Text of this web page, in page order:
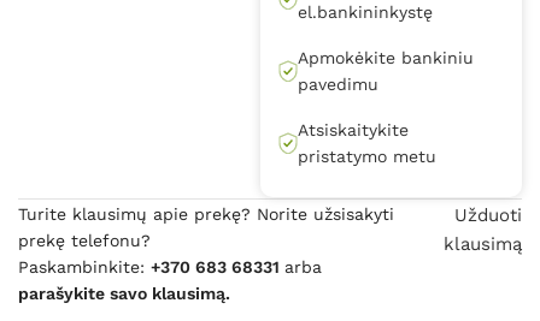
el.bankininkystę
Apmokėkite bankiniu
pavedimu
Atsiskaitykite
pristatymo metu
Turite klausimų apie prekę? Norite užsisakyti
prekę telefonu?
Paskambinkite: +370 683 68331 arba
parašykite savo klausimą.
Užduoti
klausimą